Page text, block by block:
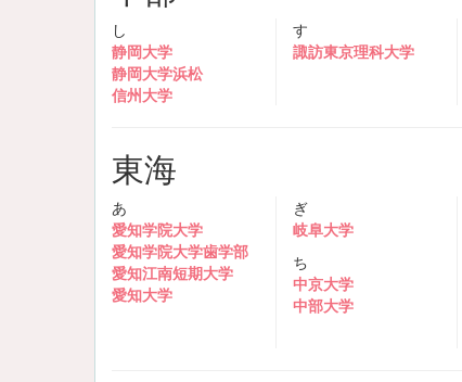
し
静岡大学
静岡大学浜松
信州大学
す
諏訪東京理科大学
東海
あ
愛知学院大学
愛知学院大学歯学部
愛知江南短期大学
愛知大学
ぎ
岐阜大学
ち
中京大学
中部大学